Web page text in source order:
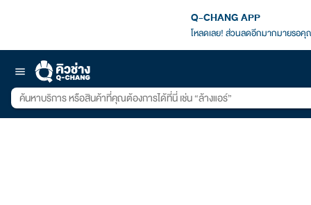
Q-CHANG APP
โหลดเลย! ส่วนลดอีกมากมายรอ
menu